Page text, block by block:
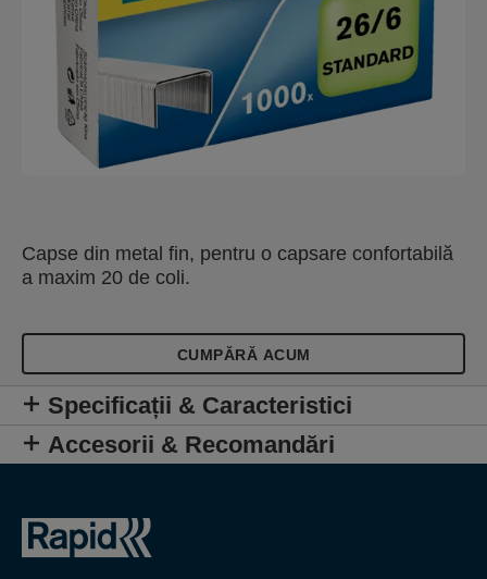
Capse din metal fin, pentru o capsare confortabilă
a maxim 20 de coli.
CUMPĂRĂ ACUM
Specificații & Caracteristici
Accesorii & Recomandări